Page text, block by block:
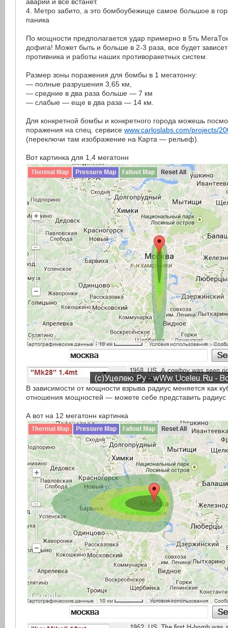
4. Метро забито, а это бомбоубежище самое большое в
паника
По мощности предполагается удар примерно в 5ть
дофига! Может быть и больше в 2-3 раза, все будет
противника и работы наших противоракетных систем.
Размер зоны поражения для бомбы в 1 мегатонну:
— полные разрушения 3,65 км,
— средние в два раза больше — 7 км
— слабые — еще в два раза — 14 км.
Для конкретной бомбы и конкретного города можешь
поражения на спец. сервисеwww.carloslabs.com/projects/
(переключи там изображение на Карта — рельеф).
Вот картинка для 1,4 мегатонн
В зависимости от мощности взрыва радиус меняется как
отношения мощностей — можете себе представить
А вот на 12 мегатонн картинка